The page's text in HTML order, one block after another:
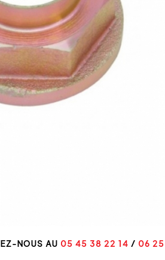
NOUS AU 05 45 38 22 14 / 06